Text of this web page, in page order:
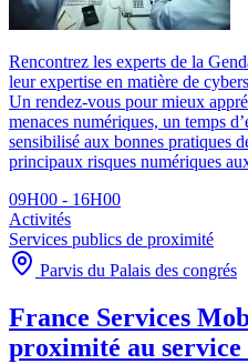
Rencontrez les experts de la
leur expertise en matière de
Un rendez-vous pour mieux
menaces numériques, un temps
sensibilisé aux bonnes pratiques
principaux risques numériques
09H00 - 16H00
Activités
Services publics de proximité
Parvis du Palais des congrés
France Services
proximité au service